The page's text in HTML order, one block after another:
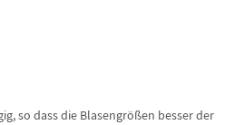
so dass die Blasengrößen besser der